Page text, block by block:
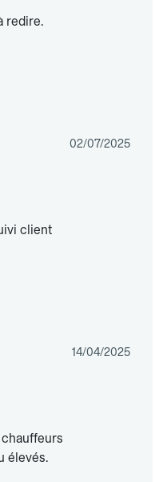
redire.
02/07/2025
client
14/04/2025
élevés.